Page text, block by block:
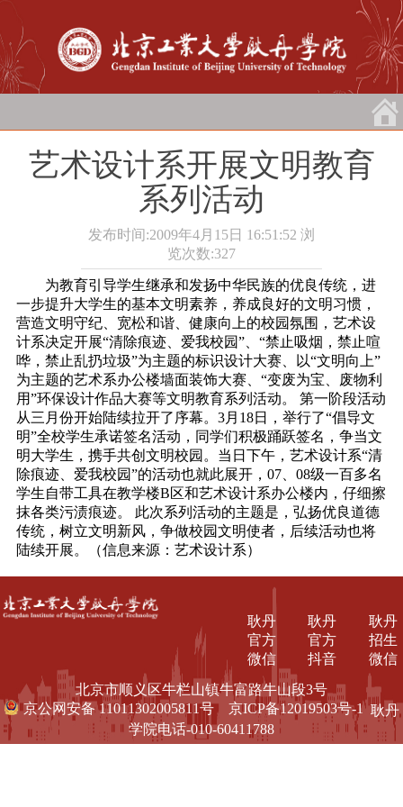
艺术设计系开展文明教育
系列活动
发布时间:2009年4月15日 16:51:52 浏
览次数:327
为教育引导学生继承和发扬中华民族的优良传统，进
一步提升大学生的基本文明素养，养成良好的文明习惯，
营造文明守纪、宽松和谐、健康向上的校园氛围，艺术设
计系决定开展“清除痕迹、爱我校园”、“禁止吸烟，禁止喧
哗，禁止乱扔垃圾”为主题的标识设计大赛、以“文明向上”
为主题的艺术系办公楼墙面装饰大赛、“变废为宝、废物利
用”环保设计作品大赛等文明教育系列活动。
第一阶段活动
从三月份开始陆续拉开了序幕。3月18日，举行了“倡导文
明”全校学生承诺签名活动，同学们积极踊跃签名，争当文
明大学生，携手共创文明校园。当日下午，艺术设计系“清
除痕迹、爱我校园”的活动也就此展开，07、08级一百多名
学生自带工具在教学楼B区和艺术设计系办公楼内，仔细擦
抹各类污渍痕迹。
此次系列活动的主题是，弘扬优良道德
传统，树立文明新风，争做校园文明使者，后续活动也将
陆续开展。（信息来源：艺术设计系）
耿丹
招生
微信
耿丹
官方
抖音
耿丹
官方
微信
北京市顺义区牛栏山镇牛富路牛山段3号
京公网安备 11011302005811号
京ICP备12019503号-1耿丹
学院电话-010-60411788